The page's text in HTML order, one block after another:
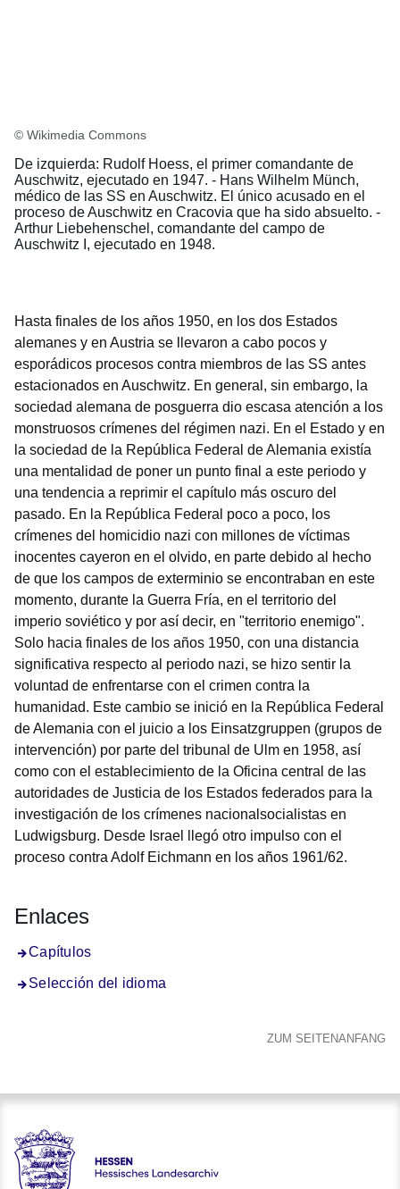
© Wikimedia Commons
De izquierda: Rudolf Hoess, el primer comandante de
Auschwitz, ejecutado en 1947. - Hans Wilhelm Münch,
médico de las SS en Auschwitz. El único acusado en el
proceso de Auschwitz en Cracovia que ha sido absuelto. -
Arthur Liebehenschel, comandante del campo de
Auschwitz I, ejecutado en 1948.
Hasta finales de los años 1950, en los dos Estados
alemanes y en Austria se llevaron a cabo pocos y
esporádicos procesos contra miembros de las SS antes
estacionados en Auschwitz. En general, sin embargo, la
sociedad alemana de posguerra dio escasa atención a los
monstruosos crímenes del régimen nazi. En el Estado y en
la sociedad de la República Federal de Alemania existía
una mentalidad de poner un punto final a este periodo y
una tendencia a reprimir el capítulo más oscuro del
pasado. En la República Federal poco a poco, los
crímenes del homicidio nazi con millones de víctimas
inocentes cayeron en el olvido, en parte debido al hecho
de que los campos de exterminio se encontraban en este
momento, durante la Guerra Fría, en el territorio del
imperio soviético y por así decir, en "territorio enemigo".
Solo hacia finales de los años 1950, con una distancia
significativa respecto al periodo nazi, se hizo sentir la
voluntad de enfrentarse con el crimen contra la
humanidad. Este cambio se inició en la República Federal
de Alemania con el juicio a los Einsatzgruppen (grupos de
intervención) por parte del tribunal de Ulm en 1958, así
como con el establecimiento de la Oficina central de las
autoridades de Justicia de los Estados federados para la
investigación de los crímenes nacionalsocialistas en
Ludwigsburg. Desde Israel llegó otro impulso con el
proceso contra Adolf Eichmann en los años 1961/62.
Enlaces
Capítulos
Selección del idioma
ZUM SEITENANFANG